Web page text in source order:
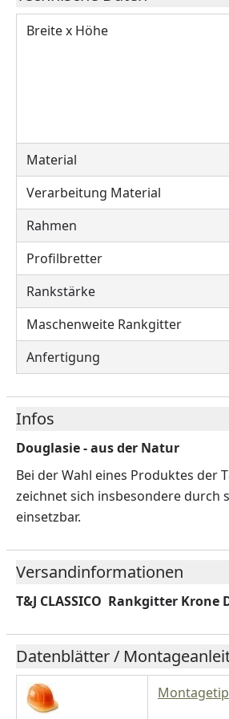
Breite x Höhe
Material
Verarbeitung Material
Rahmen
Profilbretter
Rankstärke
Maschenweite Rankgitter
Anfertigung
Infos
Douglasie - aus der Natur
Bei der Wahl eines Produktes der
zeichnet sich insbesondere durch
einsetzbar.
Versandinformationen
T&J CLASSICO Rankgitter Krone
Datenblätter /